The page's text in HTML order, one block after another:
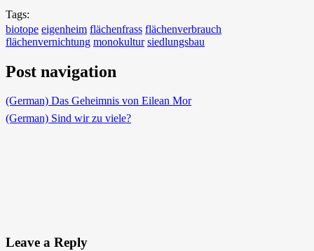
Tags:
biotope eigenheim flächenfrass flächenverbrauch
flächenvernichtung monokultur siedlungsbau
Post navigation
(German) Das Geheimnis von Eilean Mor
(German) Sind wir zu viele?
Leave a Reply